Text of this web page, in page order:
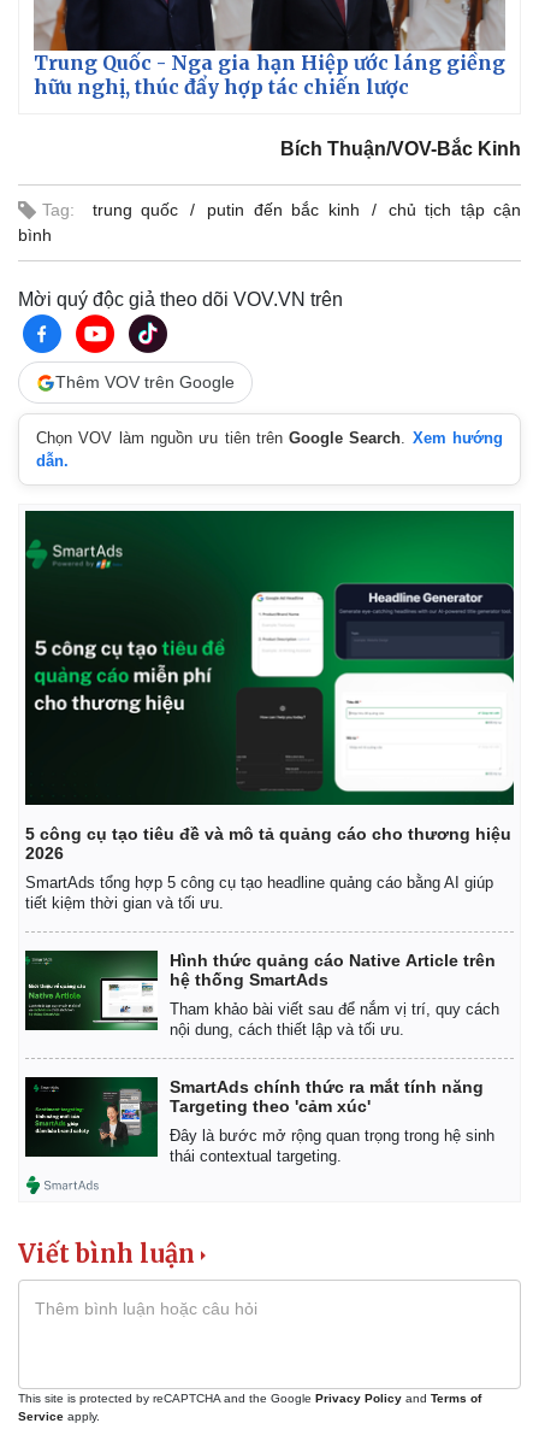
Bất động sản
Khởi nghiệp
Thị trường
Giá vàng
Tiêu dùng
Chứng khoán
Trung Quốc - Nga gia hạn Hiệp ước láng giềng
hữu nghị, thúc đẩy hợp tác chiến lược
Bích Thuận/VOV-Bắc Kinh
Tag: trung quốc putin đến bắc kinh
chủ tịch tập cận
bình
Mời quý độc giả theo dõi VOV.VN trên
Thêm VOV trên Google
Chọn VOV làm nguồn ưu tiên trênGoogle Search. Xem hướng
dẫn.
5 công cụ tạo tiêu đề và mô tả quảng cáo cho thương hiệu
2026
SmartAds tổng hợp 5 công cụ tạo headline quảng cáo bằng AI giúp
tiết kiệm thời gian và tối ưu.
Hình thức quảng cáo Native Article trên
hệ thống SmartAds
Tham khảo bài viết sau để nắm vị trí, quy cách
nội dung, cách thiết lập và tối ưu.
SmartAds chính thức ra mắt tính năng
Targeting theo 'cảm xúc'
Đây là bước mở rộng quan trọng trong hệ sinh
thái contextual targeting.
Viết bình luận
This site is protected by reCAPTCHA and the Google Privacy Policy and Terms of
Service apply.